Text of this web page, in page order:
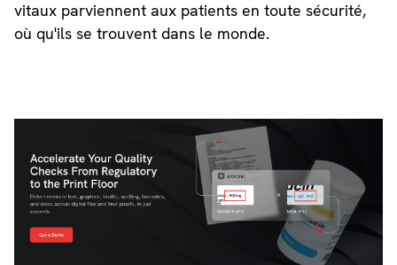
vitaux parviennent aux patients en toute sécurité,
où qu'ils se trouvent dans le monde.